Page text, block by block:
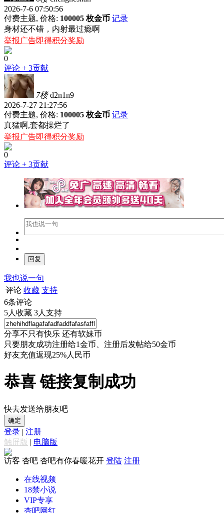
2026-7-6 07:50:56
付费主题, 价格: 100005 枚金币 记录
身材还不错，内射最过瘾啊
举报广告即得积分奖励
0
评论 + 3贡献
7楼 d2n1n9
2026-7-27 21:27:56
付费主题, 价格: 100005 枚金币 记录
真猛啊,套都操烂了
举报广告即得积分奖励
0
评论 + 3贡献
我也说一句
评论 收藏 支持
6条评论
5人收藏 3人支持
分享不只有快乐 还有软妹币
只要朋友成功注册给1金币、注册后发帖给50金币
好友充值返现25%人民币
恭喜 链接复制成功
快去发送给朋友吧
确定
登录 | 注册
触屏版 | 电脑版
访客 杏吧 杏吧有你春暖花开 登陆 注册
在线视频
18禁小说
VIP专享
杏吧网红